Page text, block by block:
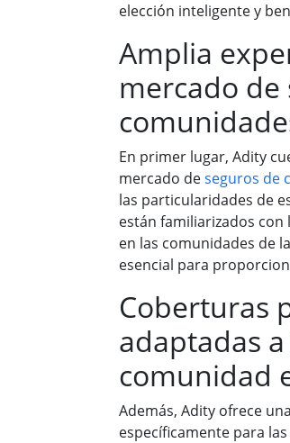
elección inteligente y
Amplia
mercado de
En primer lugar, Adity
mercado deseguros de
las particularidades de
están familiarizados
en las comunidades de
esencial para
Coberturas
adaptadas
comunidad
Además, Adity ofrece
específicamente para